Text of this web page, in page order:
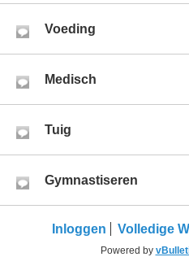
Voeding
Medisch
Tuig
Gymnastiseren
Inloggen Volledige
Powered by